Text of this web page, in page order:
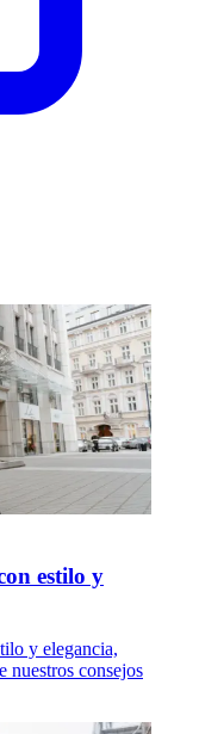
estilo y
y elegancia,
nuestros consejos